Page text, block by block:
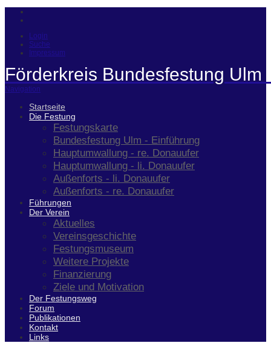
Login
Suche
Impressum
Förderkreis Bundesfestung Ulm
Navigation
Startseite
Die Festung
Festungskarte
Bundesfestung Ulm - Einführung
Hauptumwallung - re. Donauufer
Hauptumwallung - li. Donauufer
Außenforts - li. Donauufer
Außenforts - re. Donauufer
Führungen
Der Verein
Aktuelles
Vereinsgeschichte
Festungsmuseum
Weitere Projekte
Finanzierung
Ziele und Motivation
Der Festungsweg
Forum
Publikationen
Kontakt
Links